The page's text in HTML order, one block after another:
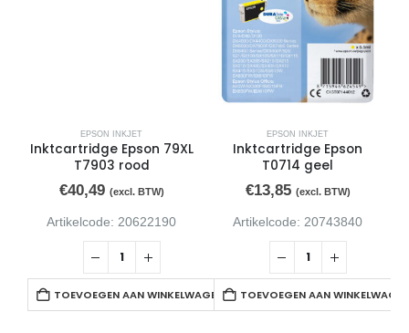
EPSON INKJET
Inktcartridge Epson 79XL
T7903 rood
€40,49 (excl. BTW)
Artikelcode: 20622190
TOEVOEGEN AAN WINKELWAGEN
EPSON INKJET
Inktcartridge Epson
T0714 geel
€13,85 (excl. BTW)
Artikelcode: 20743840
TOEVOEGEN AAN